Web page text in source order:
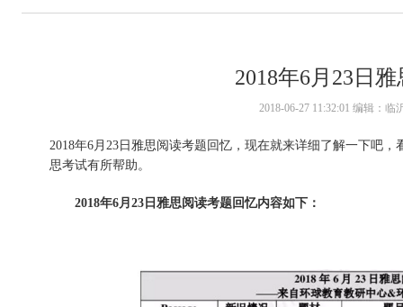
2018年6月23日
2018-06-27 11:32:01 编辑：
2018年6月23日雅思阅读考题回忆，现在就来详细了解一下吧
思考试有所帮助。
2018年6月23日雅思阅读考题回忆内容如下：